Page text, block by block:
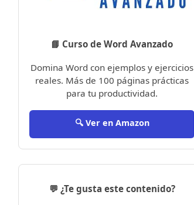
📘 Curso de Word Avanzado
Domina Word con ejemplos y ejercicios
reales. Más de 100 páginas prácticas
para tu productividad.
🔍 Ver en Amazon
💬 ¿Te gusta este contenido?